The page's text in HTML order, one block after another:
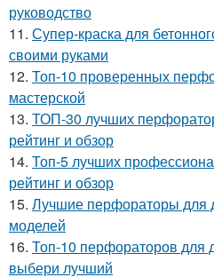
руководство
11. Супер-краска для
своими руками
12. Топ-10 проверенных
мастерской
13. ТОП-30 лучших
рейтинг и обзор
14. Топ-5 лучших
рейтинг и обзор
15. Лучшие перфораторы для
моделей
16. Топ-10 перфораторов для
выбери лучший